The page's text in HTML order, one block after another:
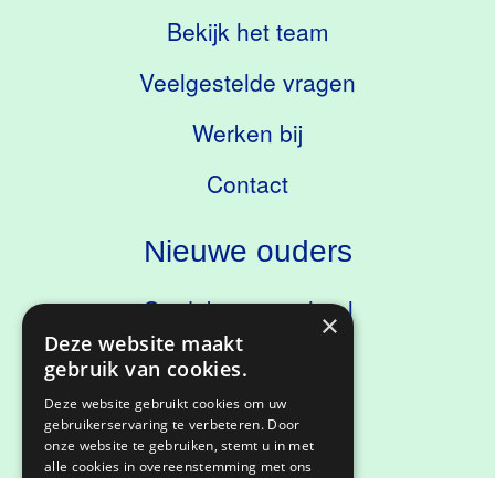
Nieuwe ouders
Ontdek onze school
Kennismaken
Bekijk het team
Veelgestelde vragen
Werken bij
Contact
Privacyverklaring
×
Deze website maakt
gebruik van cookies.
Deze website gebruikt cookies om uw
gebruikerservaring te verbeteren. Door
onze website te gebruiken, stemt u in met
alle cookies in overeenstemming met ons